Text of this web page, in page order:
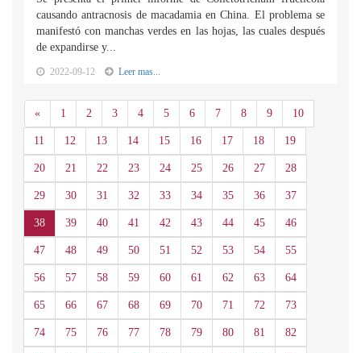
causando antracnosis de macadamia en China. El problema se
manifestó con manchas verdes en las hojas, las cuales después
de expandirse y...
2022-09-12 Leer mas...
«Anterior
1 2 3 4 5 6 7 8 9 10
11 12 13 14 15 16 17 18 19
20 21 22 23 24 25 26 27 28
29 30 31 32 33 34 35 36 37
38 39 40 41 42 43 44 45 46
47 48 49 50 51 52 53 54 55
56 57 58 59 60 61 62 63 64
65 66 67 68 69 70 71 72 73
74 75 76 77 78 79 80 81 82